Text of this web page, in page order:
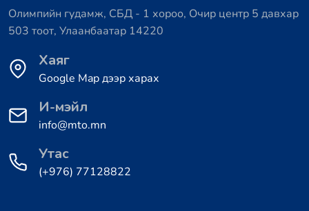
Олимпийн гудамж, СБД - 1 хороо, Очир центр 5 давхар
503 тоот, Улаанбаатар 14220
Хаяг
Google Map дээр харах
И-мэйл
info@mto.mn
Утас
(+976) 77128822